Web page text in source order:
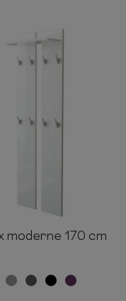
58cm
moderne 170 cm